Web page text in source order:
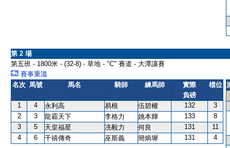
第 2 場
第五班 - 1800米 - (32-8) - 草地 - "C" 賽道 - 大潭讓賽
賽事重溫
名次 馬號 馬名 騎師 練馬師
實際
負磅
檔位
1 4 永利高 易根 伍碧權 132
3
2
3 龍霸天下 李格力 姚本輝 133
8
3
5 天皇福星 冼毅力 何良 131
11
4
6 千禧傳奇 巫斯義 簡炳墀 131 4